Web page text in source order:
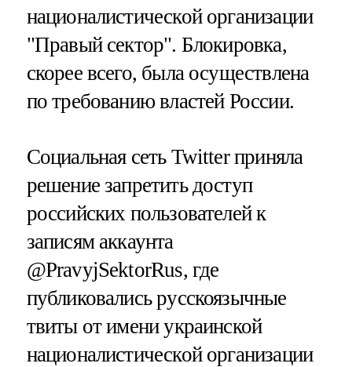
националистической организации
"Правый сектор". Блокировка,
скорее всего, была осуществлена
по требованию властей России.
Социальная сеть Twitter приняла
решение запретить доступ
российских пользователей к
записям аккаунта
@PravyjSektorRus, где
публиковались русскоязычные
твиты от имени украинской
националистической организации